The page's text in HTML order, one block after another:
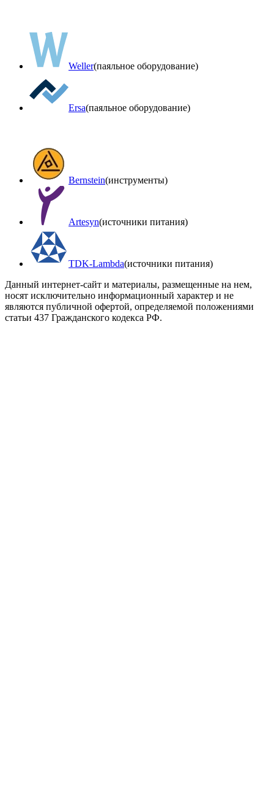
Weller(паяльное оборудование)
Ersa(паяльное оборудование)
Bernstein(инструменты)
Artesyn(источники питания)
TDK-Lambda(источники питания)
Данный интернет-сайт и материалы, размещенные на нем,
носят исключительно информационный характер и не
являются публичной офертой, определяемой положениями
статьи 437 Гражданского кодекса РФ.